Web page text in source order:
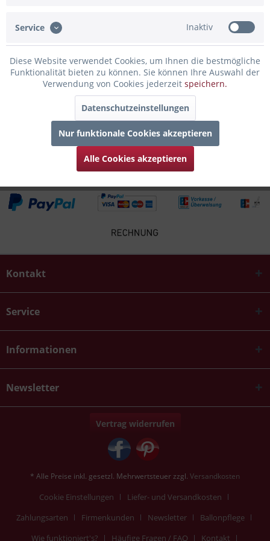
Bewertungen lesen, schreiben und diskutieren...mehr
Infos zum Hersteller
Folgende Infos zum Hersteller sind verfübar......
4
Kontakt
Service
Informationen
Newsletter
Vertrag widerrufen
* Alle Preise inkl. gesetzl. Mehrwertsteuer zzgl. Versandkosten
Cookie Einstellungen
Liefer- und Versandkosten
Zahlungsarten
Firmenkunden Newsletter
Ballonpflege
Wie funktioniert's?
Häufige Fragen / FAQ Kontakt
Service Inaktiv
Diese Website verwendet Cookies, um Ihnen die bestmögliche
Funktionalität bieten zu können. Sie können Ihre Auswahl der
Verwendung von Cookies jederzeit speichern.
Datenschutzeinstellungen
Nur funktionale Cookies akzeptieren
Alle Cookies akzeptieren